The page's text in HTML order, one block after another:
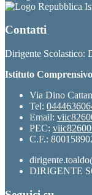
Contatti
Dirigente
Istituto
Via Dino
Tel:
Email:
PEC:
C.F.:
DIRIGENTE